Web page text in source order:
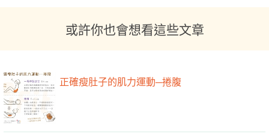
或許你也會想看這些文章
正確瘦肚子的肌力運動─捲腹